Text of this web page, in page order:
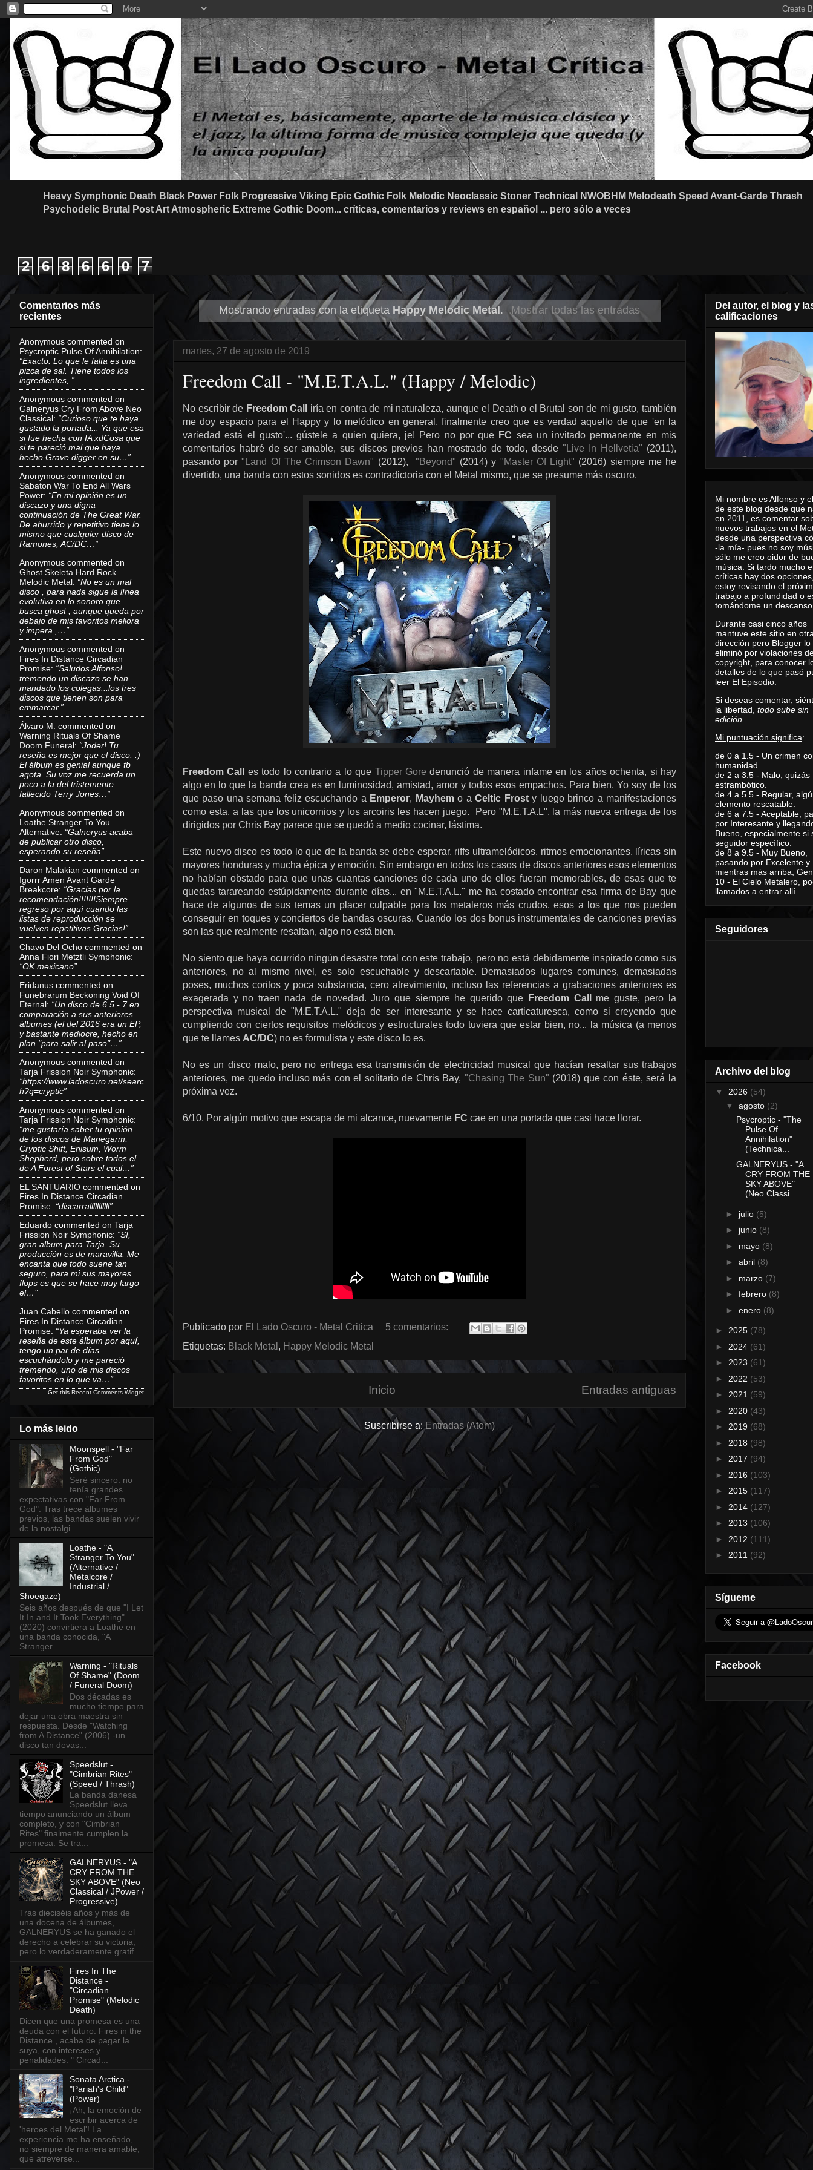
Heavy Symphonic Death Black Power Folk Progressive Viking Epic Gothic Folk Melodic Neoclassic Stoner Technical NWOBHM Melodeath Speed Avant-Garde Thrash
Psychodelic Brutal Post Art Atmospheric Extreme Gothic Doom... críticas, comentarios y reviews en español ... pero sólo a veces
2 6 8 6 6 0 7
Mostrando entradas con la etiqueta Happy Melodic Metal . Mostrar todas las entradas
martes, 27 de agosto de 2019
Freedom Call - "M.E.T.A.L." (Happy / Melodic)
No escribir de Freedom Call
iría en contra de mi naturaleza, aunque el Death o el Brutal son de mi gusto, también
me doy espacio para el Happy y lo melódico en general, finalmente creo que es verdad aquello de que 'en la
variedad está el gusto'... gústele a quien quiera, je! Pero no por que FC sea un invitado permanente en mis
comentarios habré de ser amable, sus discos previos han mostrado de todo, desde"Live In Hellvetia" (2011),
pasando por"Land Of The Crimson Dawn" (2012),"Beyond" (2014) y "Master Of Light" (2016) siempre me he
divertido, una banda con estos sonidos es contradictoria con el Metal mismo, que se presume más oscuro.
Freedom Call es todo lo contrario a lo que Tipper Gore denunció de manera infame en los años ochenta, si hay
algo en lo que la banda crea es en luminosidad, amistad, amor y todos esos empachos. Para bien. Yo soy de los
que paso una semana feliz escuchando a Emperor, Mayhemo aCeltic Frosty luego brinco a manifestaciones
como esta, a las que los unicornios y los arcoiris les hacen juego. Pero "M.E.T.A.L", la más nueva entrega de los
dirigidos por Chris Bay parece que se quedó a medio cocinar, lástima.
Este nuevo disco es todo lo que de la banda se debe esperar, riffs ultramelódicos, ritmos emocionantes, líricas sin
mayores honduras y mucha épica y emoción. Sin embargo en todos los casos de discos anteriores esos elementos
no habían obstado para que unas cuantas canciones de cada uno de ellos fueran memorables, de esas que te
quedas tarareando estúpidamente durante días... en "M.E.T.A.L." me ha costado encontrar esa firma de Bay que
hace de algunos de sus temas un placer culpable para los metaleros más crudos, esos a los que nos pueden
conseguir en toques y conciertos de bandas oscuras. Cuando los dos bonus instrumentales de canciones previas
son las que realmente resaltan, algo no está bien.
No siento que haya ocurrido ningún desastre total con este trabajo, pero no está debidamente inspirado como sus
anteriores, no al mismo nivel, es solo escuchable y descartable. Demasiados lugares comunes, demasiadas
poses, muchos coritos y poca substancia, cero atrevimiento, incluso las referencias a grabaciones anteriores es
exagerada y no traen nada de novedad. Juro que siempre he querido que
Freedom Call
me guste, pero la
perspectiva musical de "M.E.T.A.L." deja de ser interesante y se hace carticaturesca, como si creyendo que
cumpliendo con ciertos requisitos melódicos y estructurales todo tuviera que estar bien, no... la música (a menos
que te llames AC/DC) no es formulista y este disco lo es.
No es un disco malo, pero no entrega esa transmisión de electricidad musical que hacían resaltar sus trabajos
anteriores, me quedo incluso más con el solitario de Chris Bay, "Chasing The Sun" (2018) que con éste, será la
próxima vez.
6/10. Por algún motivo que escapa de mi alcance, nuevamente FC cae en una portada que casi hace llorar.
Publicado por El Lado Oscuro - Metal Critica
5 comentarios:
Etiquetas: Black Metal , Happy Melodic Metal
Entradas antiguas
Inicio
Suscribirse a: Entradas (Atom)
Comentarios más
recientes
Anonymous commented on
Psycroptic Pulse Of Annihilation:
“Exacto. Lo que le falta es una
pizca de sal. Tiene todos los
ingredientes, ”
Anonymous commented on
Galneryus Cry From Above Neo
Classical: “Curioso que te haya
gustado la portada... Ya que esa
si fue hecha con IA xdCosa que
si te pareció mal que haya
hecho Grave digger en su…”
Anonymous commented on
Sabaton War To End All Wars
Power: “En mi opinión es un
discazo y una digna
continuación de The Great War.
De aburrido y repetitivo tiene lo
mismo que cualquier disco de
Ramones, AC/DC…”
Anonymous commented on
Ghost Skeleta Hard Rock
Melodic Metal: “No es un mal
disco , para nada sigue la línea
evolutiva en lo sonoro que
busca ghost , aunque queda por
debajo de mis favoritos meliora
y impera ,…”
Anonymous commented on
Fires In Distance Circadian
Promise: “Saludos Alfonso!
tremendo un discazo se han
mandado los colegas...los tres
discos que tienen son para
emmarcar.”
Álvaro M. commented on
Warning Rituals Of Shame
Doom Funeral: “Joder! Tu
reseña es mejor que el disco. :)
El álbum es genial aunque tb
agota. Su voz me recuerda un
poco a la del tristemente
fallecido Terry Jones…”
Anonymous commented on
Loathe Stranger To You
Alternative: “Galneryus acaba
de publicar otro disco,
esperando su reseña”
Daron Malakian commented on
Igorrr Amen Avant Garde
Breakcore: “Gracias por la
recomendación!!!!!!!Siempre
regreso por aquí cuando las
listas de reproducción se
vuelven repetitivas.Gracias!”
Chavo Del Ocho commented on
Anna Fiori Metztli Symphonic:
“OK mexicano”
Eridanus commented on
Funebrarum Beckoning Void Of
Eternal: “Un disco de 6.5 - 7 en
comparación a sus anteriores
álbumes (el del 2016 era un EP,
y bastante mediocre, hecho en
plan "para salir al paso"…”
Anonymous commented on
Tarja Frission Noir Symphonic:
“https://www.ladoscuro.net/searc
h?q=cryptic”
Anonymous commented on
Tarja Frission Noir Symphonic:
“me gustaría saber tu opinión
de los discos de Manegarm,
Cryptic Shift, Enisum, Worm
Shepherd, pero sobre todos el
de A Forest of Stars el cual…”
EL SANTUARIO commented on
Fires In Distance Circadian
Promise: “discarralllllllllll”
Eduardo commented on Tarja
Frission Noir Symphonic: “Sí,
gran album para Tarja. Su
producción es de maravilla. Me
encanta que todo suene tan
seguro, para mi sus mayores
flops es que se hace muy largo
el…”
Juan Cabello commented on
Fires In Distance Circadian
Promise: “Ya esperaba ver la
reseña de este álbum por aquí,
tengo un par de días
escuchándolo y me pareció
tremendo, uno de mis discos
favoritos en lo que va…”
Get this Recent Comments Widget
Lo más leido
Moonspell - "Far
From God"
(Gothic)
Seré sincero: no
tenía grandes
expectativas con "Far From
God". Tras trece álbumes
previos, las bandas suelen vivir
de la nostalgi...
Loathe - "A
Stranger To You"
(Alternative /
Metalcore /
Industrial /
Shoegaze)
Seis años después de que "I Let
It In and It Took Everything"
(2020) convirtiera a Loathe en
una banda conocida, "A
Stranger...
Warning - "Rituals
Of Shame" (Doom
/ Funeral Doom)
Dos décadas es
mucho tiempo para
dejar una obra maestra sin
respuesta. Desde "Watching
from A Distance" (2006) -un
disco tan devas...
Speedslut -
"Cimbrian Rites"
(Speed / Thrash)
La banda danesa
Speedslut lleva
tiempo anunciando un álbum
completo, y con "Cimbrian
Rites" finalmente cumplen la
promesa. Se tra...
GALNERYUS - "A
CRY FROM THE
SKY ABOVE" (Neo
Classical / JPower /
Progressive)
Tras dieciséis años y más de
una docena de álbumes,
GALNERYUS se ha ganado el
derecho a celebrar su victoria,
pero lo verdaderamente gratif...
Fires In The
Distance -
"Circadian
Promise" (Melodic
Death)
Dicen que una promesa es una
deuda con el futuro. Fires in the
Distance , acaba de pagar la
suya, con intereses y
penalidades. " Circad...
Sonata Arctica -
"Pariah's Child"
(Power)
¡Ah, la emoción de
escribir acerca de
'heroes del Metal'! La
experiencia me ha enseñado,
no siempre de manera amable,
que atreverse...
Del autor, el blog y
calificaciones
Mi nombre es Alfonso y
de este blog desde que
en 2011, es comentar
nuevos trabajos en el
desde una perspectiva
-la mía- pues no soy
sólo me creo oidor de
música. Si tardo mucho
críticas hay dos
estoy revisando el
trabajo a profundidad o
tomándome un
Durante casi cinco años
mantuve este sitio en
dirección pero Blogger lo
eliminó por violaciones
copyright, para conocer
detalles de lo que pasó
leer El Episodio
Si deseas comentar,
la libertad, todo sube sin
edición
Mi puntuación significa:
de 0 a 1.5 - Un crimen
humanidad.
de 2 a 3.5 - Malo, quizás
estrambótico.
de 4 a 5.5 - Regular,
elemento rescatable.
de 6 a 7.5 - Aceptable,
por Interesante y
Bueno, especialmente si
seguidor específico.
de 8 a 9.5 - Muy Bueno,
pasando por Excelente y
mientras más arriba,
10 - El Cielo Metalero,
llamados a entrar allí.
Seguidores
Archivo del blog
▼ 2026 (54)
▼ agosto (2)
Psycroptic - "The
Pulse Of
Annihilation"
(Technica...
GALNERYUS - "A
CRY FROM THE
SKY ABOVE"
(Neo Classi...
► julio (5)
► junio (8)
► mayo (8)
► abril (8)
► marzo (7)
► febrero (8)
► enero (8)
► 2025 (78)
► 2024 (61)
► 2023 (61)
► 2022 (53)
► 2021 (59)
► 2020 (43)
► 2019 (68)
► 2018 (98)
► 2017 (94)
► 2016 (103)
► 2015 (117)
► 2014 (127)
► 2013 (106)
► 2012 (111)
► 2011 (92)
Sígueme
Facebook